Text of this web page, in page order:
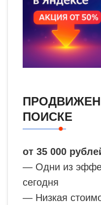
ПОИСКЕ
от 35 000
— Одни из
сегодня
— Низкая